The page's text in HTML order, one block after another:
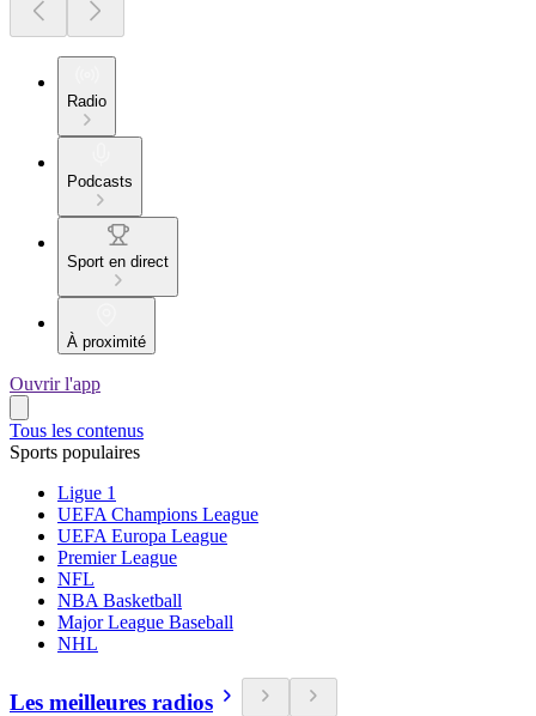
Radio
Podcasts
Sport en direct
À proximité
Ouvrir l'app
Tous les contenus
Sports populaires
Ligue 1
UEFA Champions League
UEFA Europa League
Premier League
NFL
NBA Basketball
Major League Baseball
NHL
Les meilleures radios